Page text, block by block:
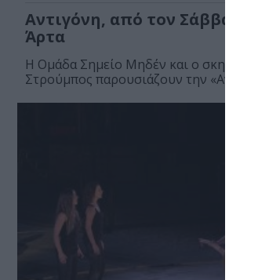
Αντιγόνη, από τον Σάββα
Άρτα
Η Ομάδα Σημείο Μηδέν και ο
Στρούμπος παρουσιάζουν την